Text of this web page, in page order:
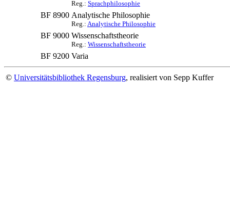
Reg.: Sprachphilosophie
BF 8900 Analytische Philosophie
Reg.: Analytische Philosophie
BF 9000 Wissenschaftstheorie
Reg.: Wissenschaftstheorie
BF 9200 Varia
© Universitätsbibliothek Regensburg, realisiert von Sepp Kuffer